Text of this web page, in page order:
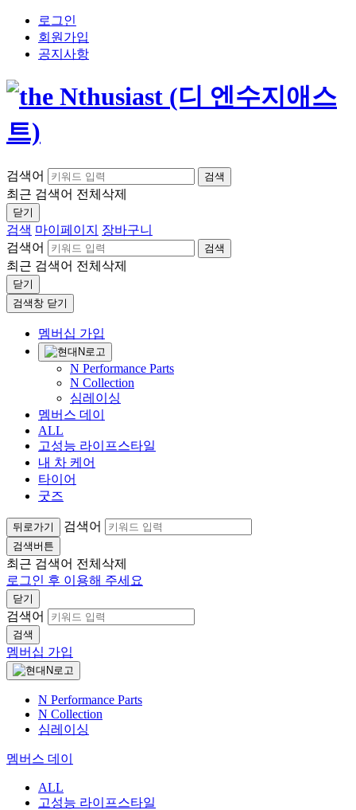
로그인
회원가입
공지사항
검색어 검색
최근 검색어 전체삭제
닫기
검색 마이페이지
장바구니
검색어
검색
최근 검색어 전체삭제
닫기
검색창 닫기
멤버십 가입
N Performance Parts
N Collection
심레이싱
멤버스 데이
ALL
고성능 라이프스타일
내 차 케어
타이어
굿즈
뒤로가기 검색어
검색버튼
최근 검색어 전체삭제
로그인 후 이용해 주세요
닫기
검색어
검색
멤버십 가입
N Performance Parts
N Collection
심레이싱
멤버스 데이
ALL
고성능 라이프스타일